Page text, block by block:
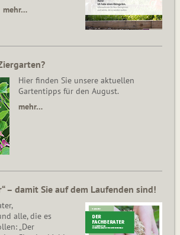
mehr…
Hier finden Sie unsere aktuellen
Gartentipps für den August.
mehr…
– damit Sie auf dem Laufenden sind!
alle, die es
„Der